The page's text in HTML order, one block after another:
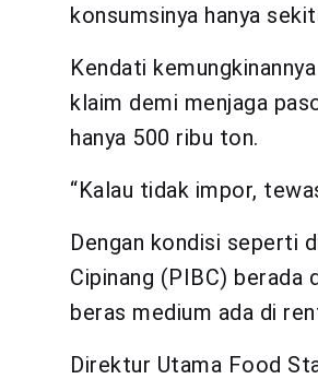
konsumsinya hanya
Kendati
klaim demi menjaga
hanya 500 ribu ton.
“Kalau tidak impor,
Dengan kondisi seperti
Cipinang (PIBC) berada
beras medium ada di
Direktur Utama Food